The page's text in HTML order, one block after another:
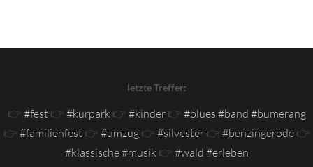
letzte Treffer:
👉 #fest 👉 #kurpark 👉 #kinder👉 #blues #band #bumerang
👉 #familienfest 👉 #umzug👉 #silvester👉 #benzingerode👉
#klassische #musik 👉 #wald #erleben